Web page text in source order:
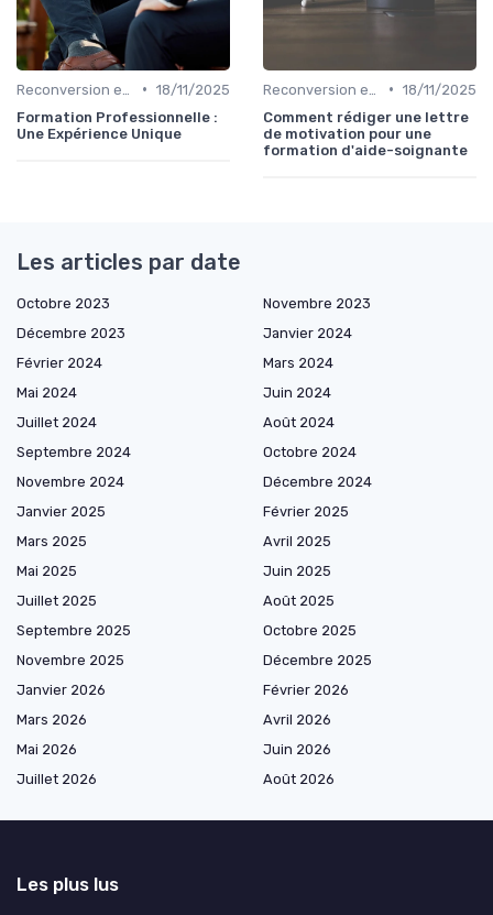
• 18/11/2025
Formation Professionnelle :
Une Expérience Unique
• 18/11/2025
Comment rédiger une lettre
de motivation pour une
formation d'aide-soignante
Les articles par date
Octobre 2023
Novembre 2023
Décembre 2023
Janvier 2024
Février 2024
Mars 2024
Mai 2024
Juin 2024
Juillet 2024
Août 2024
Septembre 2024
Octobre 2024
Novembre 2024
Décembre 2024
Janvier 2025
Février 2025
Mars 2025
Avril 2025
Mai 2025
Juin 2025
Juillet 2025
Août 2025
Septembre 2025
Octobre 2025
Novembre 2025
Décembre 2025
Janvier 2026
Février 2026
Mars 2026
Avril 2026
Mai 2026
Juin 2026
Juillet 2026
Août 2026
Les plus lus